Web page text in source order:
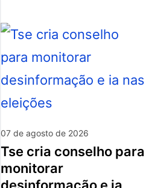
07 de agosto de 2026
tse cria conselho para
monitorar